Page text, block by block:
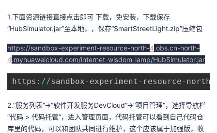
页
开
发
者
的
我
1.下面资源链接直接点击即可 下载，免安装， 下载保存
“HubSimulator.jar”至本地，， 保存“SmartStreetLight.zip”压缩包
https://sandbox-experiment-resource-north-4.obs.cn-north-
4.myhuaweicloud.com/internet-wisdom-lamp/HubSimulator.jar
https : //sandbox- experiment - resource- north
2.“服务列表”->“软件开发服务DevCloud”->“项目管理”， 选择导航栏
“代码 > 代码托管”，进入管理页面，代码托管可以看到自己代码仓
库里的代码，可以和团队共同进行维护，这个应该属于加强版，收